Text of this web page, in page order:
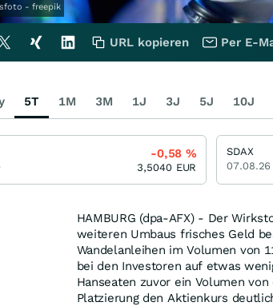
- freepik
HAMBURG (dpa-AFX) - Der
weiteren Umbaus frisches Geld
Wandelanleihen im Volumen von
bei den Investoren auf etwas
Hanseaten zuvor ein Volumen
Platzierung den Aktienkurs
URL kopieren Per E-
5T 1M 3M 1J 3J 5J 10J
-0,58 %
3,5040 EUR
SDAX
07.08.26